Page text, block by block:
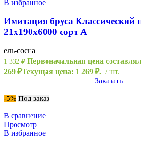
В избранное
Имитация бруса Классический
21х190х6000 сорт А
ель-сосна
1 332₽ Первоначальная цена
269 ₽Текущая цена: 1 269 ₽.
шт.
Заказать
-5% Под заказ
В сравнение
Просмотр
В избранное